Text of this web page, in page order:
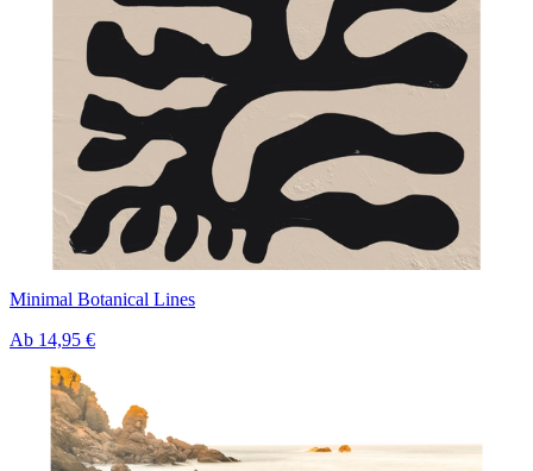
Minimal Botanical Lines
Ab 14,95 €